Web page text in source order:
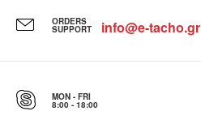
ORDERS
SUPPORT info@e-tacho.gr
MON - FRI
8:00 - 18:00